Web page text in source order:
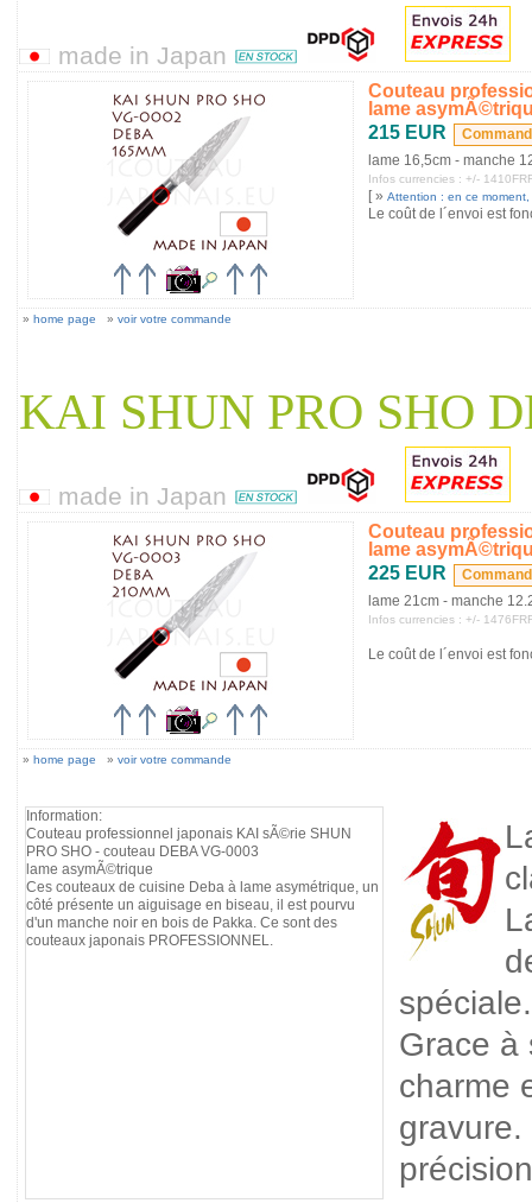
made in Japan
Couteau
lame
215 EUR
lame 16,5cm - manche
Infos currencies : +/-
[ » Attention : en ce
Le coût de l´envoi est
» home page » voir votre commande
KAI SHUN PRO SHO
made in Japan
Couteau
lame
225 EUR
lame 21cm - manche
Infos currencies : +/-
Le coût de l´envoi est
» home page » voir votre commande
Information:
Couteau professionnel japonais KAI sÃ©rie SHUN
PRO SHO - couteau DEBA VG-0003
lame asymÃ©trique
Ces couteaux de cuisine Deba à lame asymétrique, un
côté présente un aiguisage en biseau, il est pourvu
d'un manche noir en bois de Pakka. Ce sont des
couteaux japonais PROFESSIONNEL.
spéciale.
Grace à
charme